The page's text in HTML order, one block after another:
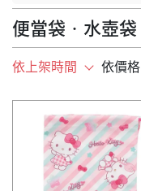
便當袋‧水壺袋
依上架時間 依價格